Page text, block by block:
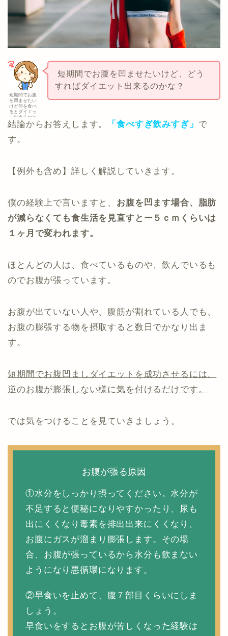
短期間でお腹
を凹ませたい
けど何を食べ
るとダイエッ
ト出来るのか
悩む女性
短期間でお腹を凹ませたいけど、どう
すればダイエット出来るのかな？
結論からお答えします。 「食べすぎ飲みすぎ」 で
す。
【例外も含め】詳しく解説していきます。
僕の経験上で言いますと、 お腹を凹ます場合、脂肪
が減らなくても食生活を見直すとー５ｃｍくらいは
１ヶ月で変われます。
ほとんどの人は、食べているものや、飲んでいるも
のでお腹が張っています。
お腹が出ていない人や、腹筋が割れている人でも、
お腹の膨張する物を摂取すると数日でかなり出ま
す。
短期間でお腹凹ましダイエットを成功させるには、
逆のお腹が膨張しない様に気を付けるだけです。
では気をつけることを見ていきましょう。
お腹が張る原因
①水分をしっかり摂ってください。水分が
不足すると便秘になりやすかったり、尿も
出にくくなり毒素を排出出来にくくなり、
お腹にガスが溜まり膨張します。その場
合、お腹が張っているから水分も飲まない
ようになり悪循環になります。
②早食いを止めて、腹７部目くらいにしま
しょう。
早食いをするとお腹が苦しくなった経験は